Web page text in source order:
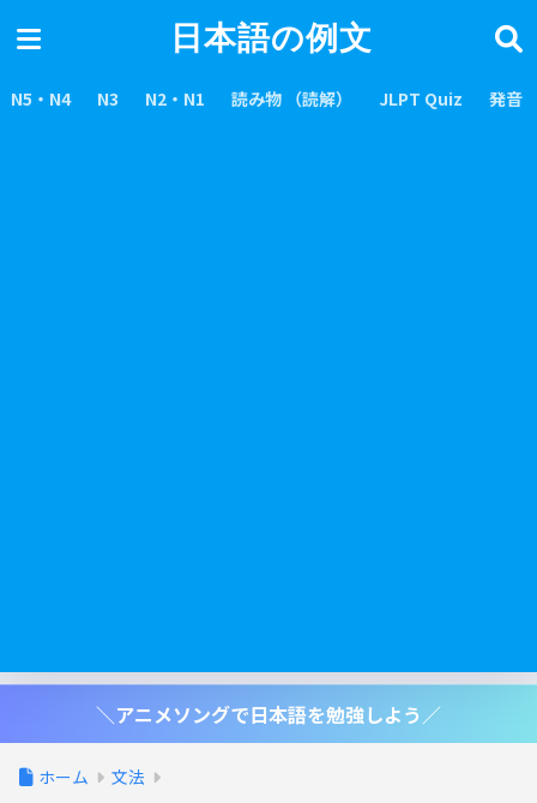
日本語の例文
N5・N4 N3 N2・N1 読み物 （読解） JLPT Quiz 発音
＼アニメソングで日本語を勉強しよう／
ホーム 文法